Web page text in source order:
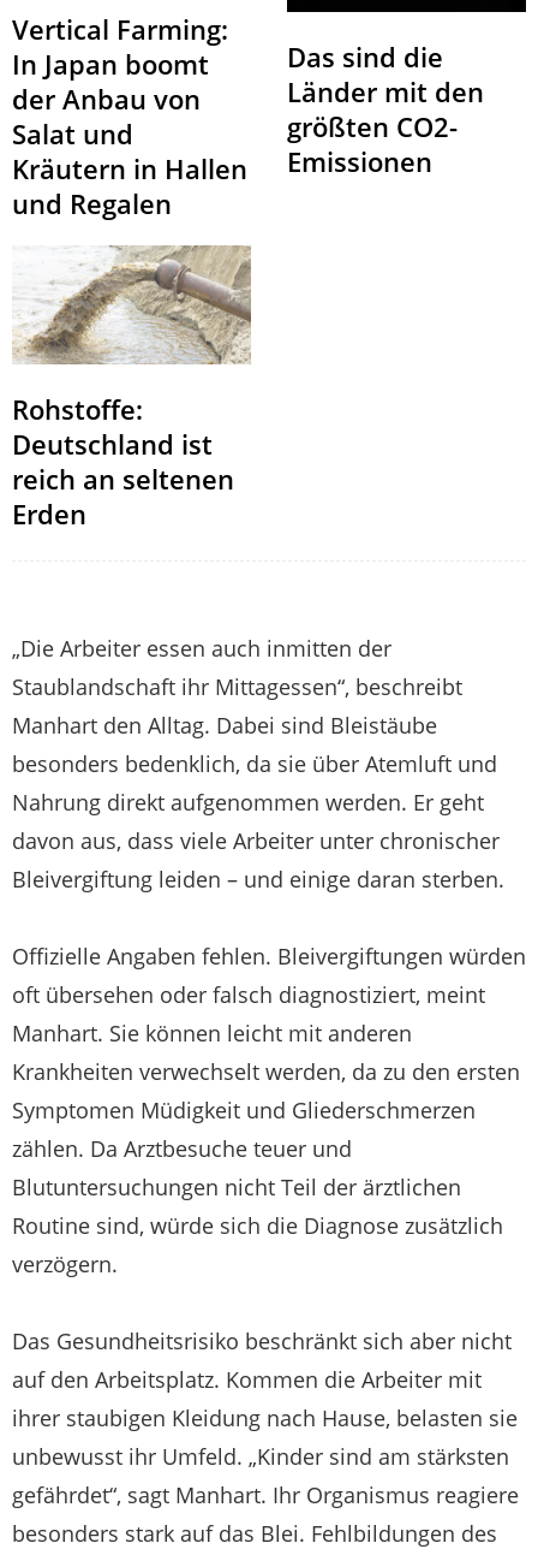
Vertical Farming:
In Japan boomt
der Anbau von
Salat und
Kräutern in Hallen
und Regalen
Das sind die
Länder mit den
größten CO2-
Emissionen
Rohstoffe:
Deutschland ist
reich an seltenen
Erden
„Die Arbeiter essen auch inmitten der
Staublandschaft ihr Mittagessen“, beschreibt
Manhart den Alltag. Dabei sind Bleistäube
besonders bedenklich, da sie über Atemluft und
Nahrung direkt aufgenommen werden. Er geht
davon aus, dass viele Arbeiter unter chronischer
Bleivergiftung leiden – und einige daran sterben.
Offizielle Angaben fehlen. Bleivergiftungen würden
oft übersehen oder falsch diagnostiziert, meint
Manhart. Sie können leicht mit anderen
Krankheiten verwechselt werden, da zu den ersten
Symptomen Müdigkeit und Gliederschmerzen
zählen. Da Arztbesuche teuer und
Blutuntersuchungen nicht Teil der ärztlichen
Routine sind, würde sich die Diagnose zusätzlich
verzögern.
Das Gesundheitsrisiko beschränkt sich aber nicht
auf den Arbeitsplatz. Kommen die Arbeiter mit
ihrer staubigen Kleidung nach Hause, belasten sie
unbewusst ihr Umfeld. „Kinder sind am stärksten
gefährdet“, sagt Manhart. Ihr Organismus reagiere
besonders stark auf das Blei. Fehlbildungen des